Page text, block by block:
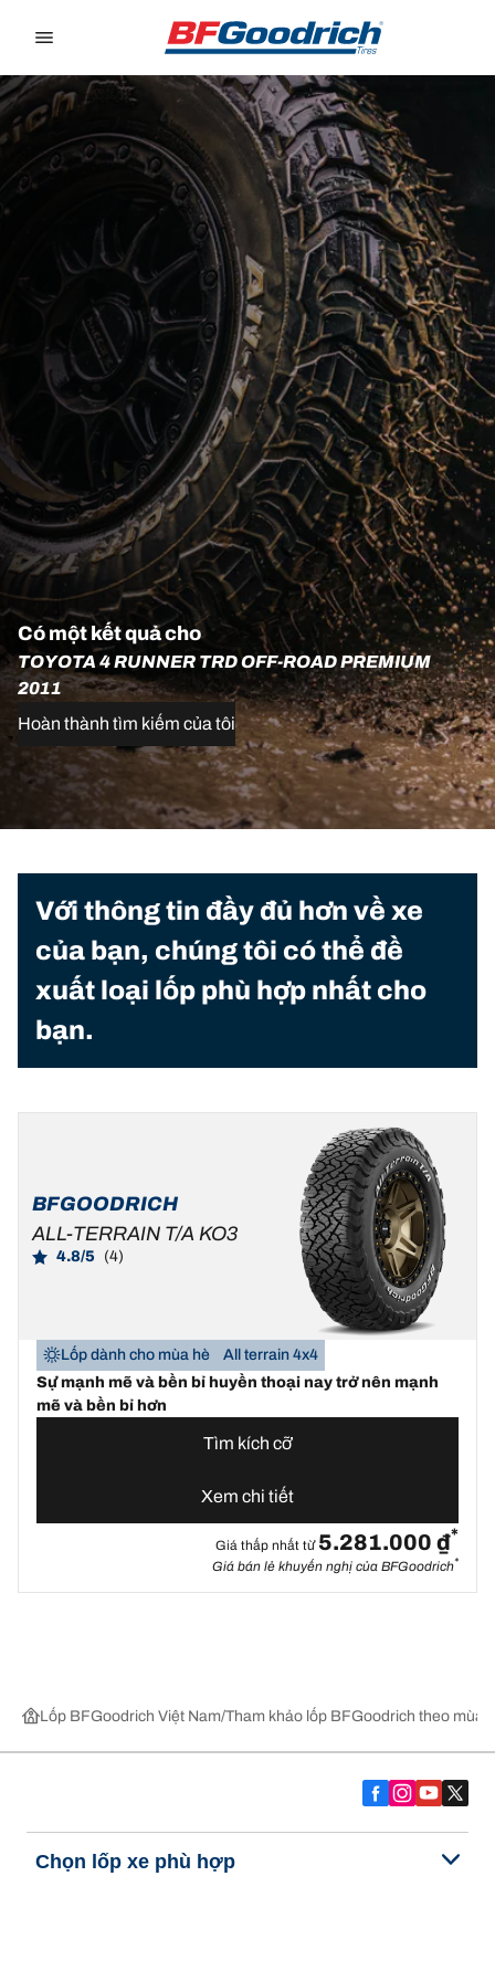
Có một kết quả cho
TOYOTA 4 RUNNER TRD OFF-ROAD PREMIUM
2011
Hoàn thành tìm kiếm của tôi
Với thông tin đầy đủ hơn về xe
của bạn, chúng tôi có thể đề
xuất loại lốp phù hợp nhất cho
bạn.
BFGOODRICH
ALL-TERRAIN T/A KO3
4.8/5 (4)
Lốp dành cho mùa hè
All terrain 4x4
Sự mạnh mẽ và bền bỉ huyền thoại nay trở nên mạnh
mẽ và bền bỉ hơn
Tìm kích cỡ
Xem chi tiết
Giá thấp nhất từ 5.281.000 ₫*
Giá bán lẻ khuyến nghị của BFGoodrich*
Lốp BFGoodrich Việt Nam Tham khảo lốp BFGoodrich theo
Chọn lốp xe phù hợp